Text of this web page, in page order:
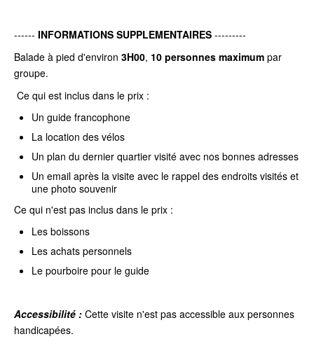
------ INFORMATIONS SUPPLEMENTAIRES ---------
Balade à pied d'environ 3H00, 10 personnes maximum par
groupe.
Ce qui est inclus dans le prix :
Un guide francophone
La location des vélos
Un plan du dernier quartier visité avec nos bonnes adresses
Un email après la visite avec le rappel des endroits visités et
une photo souvenir
Ce qui n'est pas inclus dans le prix :
Les boissons
Les achats personnels
Le pourboire pour le guide
Accessibilité : Cette visite n'est pas accessible aux personnes
handicapées.